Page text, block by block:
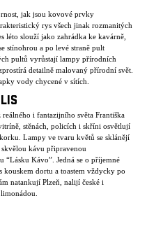
jak jsou kovové prvky
rys všech jinak rozmanitých
léto slouží jako zahrádka ke kavárně,
stínohrou a po levé straně pult
pultů vyrůstají lampy přírodních
detailně malovaný přírodní svět.
vody chycené v sítích.
i fantazijního světa Františka
stěnách, policích i skříni osvětlují
Lampy ve tvaru květů se sklánějí
kávu připravenou
Kávo”. Jedná se o příjemné
kouskem dortu a toastem vždycky po
natankují Plzeň, nalijí české i